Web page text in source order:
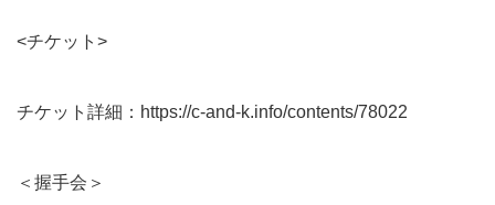
<チケット>
チケット詳細： https://c-and-k.info/contents/78022
＜握手会＞